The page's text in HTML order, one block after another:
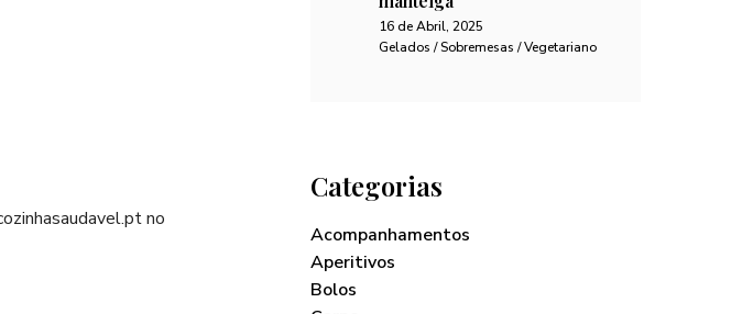
no
16 de Abril, 2025
Gelados / Sobremesas / Vegetariano
Categorias
Acompanhamentos
Aperitivos
Bolos